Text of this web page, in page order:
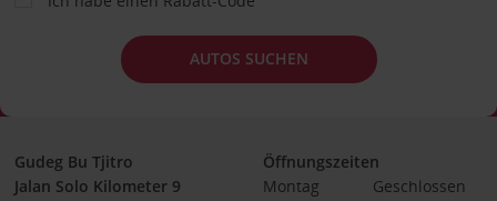
AUTOS SUCHEN
Gudeg Bu Tjitro
Jalan Solo Kilometer 9
Öffnungszeiten
Montag
Geschlossen